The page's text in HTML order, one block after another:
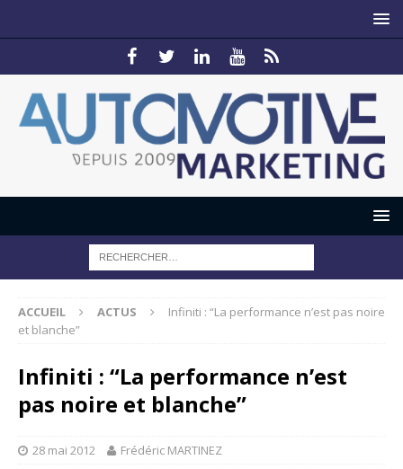
ACCUEIL ACTUS
Infiniti : “La performance n’est pas noire
et blanche”
Infiniti : “La performance n’est
pas noire et blanche”
28 mai 2012 Frédéric MARTINEZ